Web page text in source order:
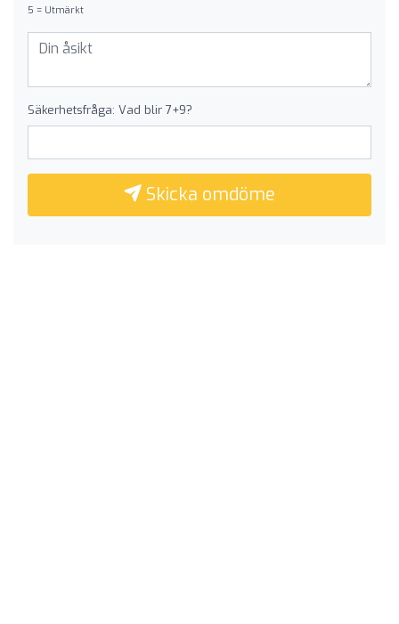
5 = Utmärkt
Säkerhetsfråga: Vad blir 7+9?
Skicka omdöme